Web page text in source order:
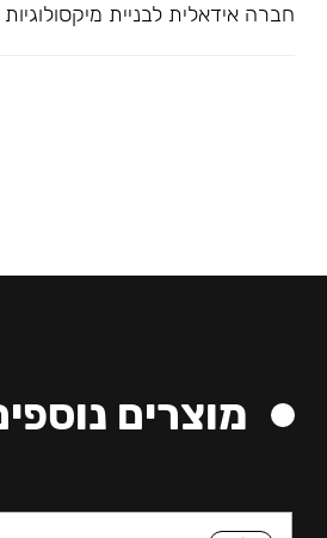
חברה אידאלית לבניית
מוצרים